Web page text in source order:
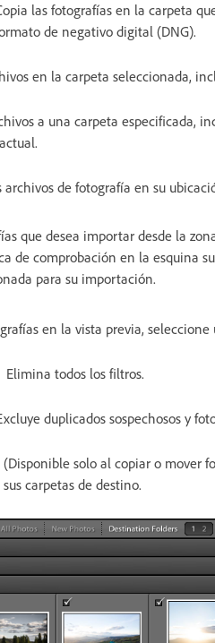
las fotografías en la carpeta
de negativo digital (DNG).
en la carpeta seleccionada,
a una carpeta especificada,
de fotografía en su
que desea importar desde la
de comprobación en la esquina
para su importación.
en la vista previa,
Elimina todos los filtros.
duplicados sospechosos y
(Disponible solo al copiar o mover
sus carpetas de destino.